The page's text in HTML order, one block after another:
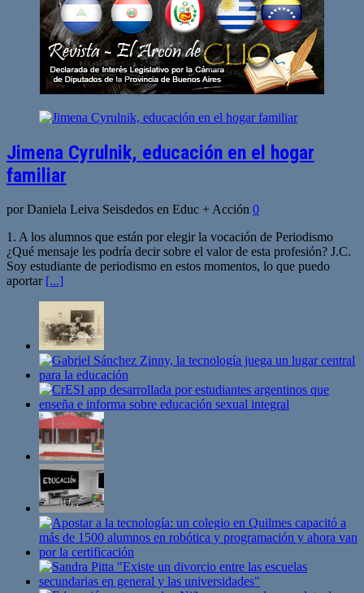
Jimena Cyrulnik, educación en el hogar
familiar
por Daniela Leiva Seisdedos en Educ + Acción 0
1. A los alumnos que están por elegir la vocación de Periodismo
¿Qué mensaje les podría decir sobre el valor de esta profesión? J.C.
Soy estudiante de periodismo en estos momentos, lo que puedo
aportar [...]